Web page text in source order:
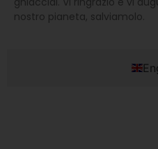
nostro pianeta, salviamolo.